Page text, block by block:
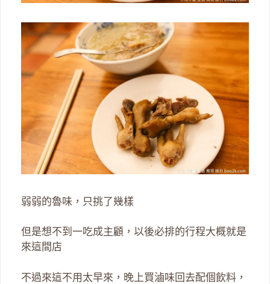
弱弱的魯味，只挑了幾樣
但是想不到一吃成主顧，以後必排的行程大概就是
來這間店
不過來這不用太早來，晚上買滷味回去配個飲料，